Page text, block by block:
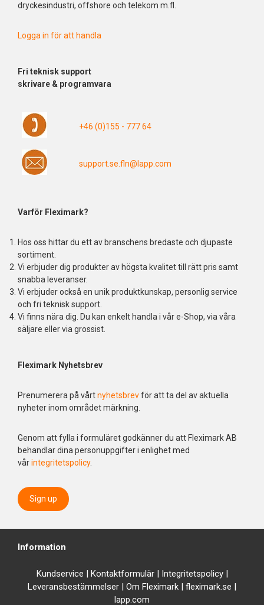
dryckesindustri, offshore och telekom m.fl.
Logga in för att handla
Fri teknisk support
skrivare & programvara
+46 (0)155 - 777 64
support.se.fln@lapp.com
Varför Fleximark?
Hos oss hittar du ett av branschens bredaste och djupaste
sortiment.
Vi erbjuder dig produkter av högsta kvalitet till rätt pris samt
snabba leveranser.
Vi erbjuder också en unik produktkunskap, personlig service
och fri teknisk support.
Vi finns nära dig. Du kan enkelt handla i vår e-Shop, via våra
säljare eller via grossist.
Fleximark Nyhetsbrev
Prenumerera på vårtnyhetsbrevför att ta del av aktuella
nyheter inom området märkning.
Genom att fylla i formuläret godkänner du att Fleximark AB
behandlar dina personuppgifter i enlighet med
vårintegritetspolicy.
Sign up
Information
Kundservice | Kontaktformulär| Integritetspolicy|
Leveransbestämmelser | Om Fleximark | fleximark.se |
lapp.com